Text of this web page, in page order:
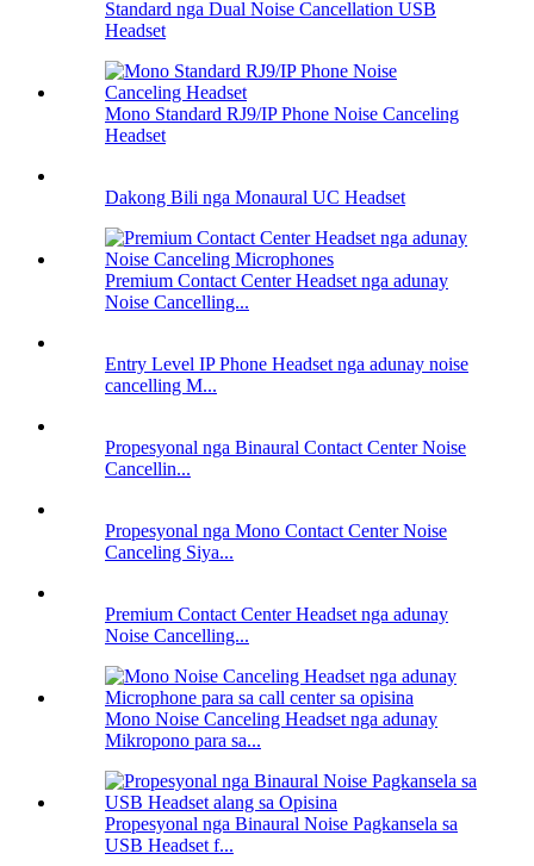
Standard nga Dual Noise Cancellation USB
Headset
Mono Standard RJ9/IP Phone Noise Canceling
Headset
Dakong Bili nga Monaural UC Headset
Premium Contact Center Headset nga adunay
Noise Cancelling...
Entry Level IP Phone Headset nga adunay noise
cancelling M...
Propesyonal nga Binaural Contact Center Noise
Cancellin...
Propesyonal nga Mono Contact Center Noise
Canceling Siya...
Premium Contact Center Headset nga adunay
Noise Cancelling...
Mono Noise Canceling Headset nga adunay
Mikropono para sa...
Propesyonal nga Binaural Noise Pagkansela sa
USB Headset f...